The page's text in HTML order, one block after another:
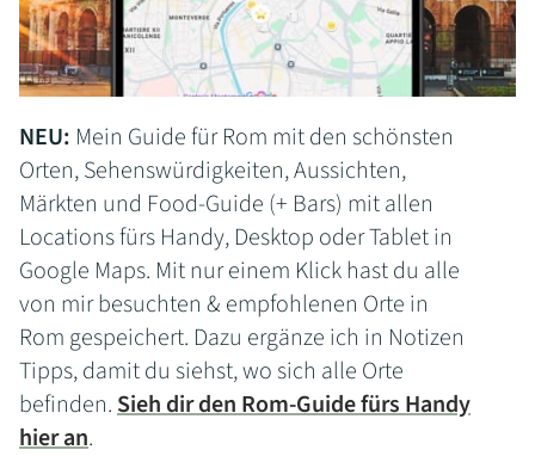
NEU: Mein Guide für Rom mit den schönsten
Orten, Sehenswürdigkeiten, Aussichten,
Märkten und Food-Guide (+ Bars) mit allen
Locations fürs Handy, Desktop oder Tablet in
Google Maps. Mit nur einem Klick hast du alle
von mir besuchten & empfohlenen Orte in
Rom gespeichert. Dazu ergänze ich in Notizen
Tipps, damit du siehst, wo sich alle Orte
befinden.Sieh dir den Rom-Guide fürs Handy
hier an.